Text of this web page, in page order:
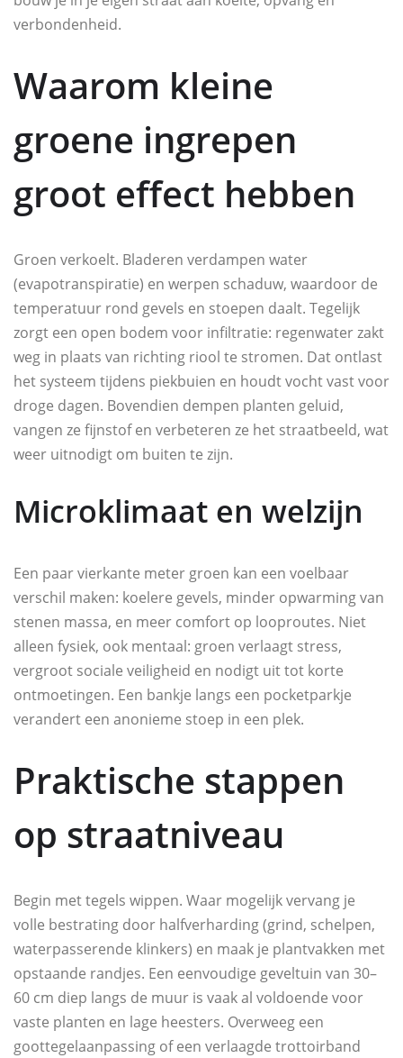
verbondenheid.
Waarom kleine
groene ingrepen
groot effect hebben
Groen verkoelt. Bladeren verdampen water
(evapotranspiratie) en werpen schaduw, waardoor de
temperatuur rond gevels en stoepen daalt. Tegelijk
zorgt een open bodem voor infiltratie: regenwater zakt
weg in plaats van richting riool te stromen. Dat ontlast
het systeem tijdens piekbuien en houdt vocht vast voor
droge dagen. Bovendien dempen planten geluid,
vangen ze fijnstof en verbeteren ze het straatbeeld, wat
weer uitnodigt om buiten te zijn.
Microklimaat en welzijn
Een paar vierkante meter groen kan een voelbaar
verschil maken: koelere gevels, minder opwarming van
stenen massa, en meer comfort op looproutes. Niet
alleen fysiek, ook mentaal: groen verlaagt stress,
vergroot sociale veiligheid en nodigt uit tot korte
ontmoetingen. Een bankje langs een pocketparkje
verandert een anonieme stoep in een plek.
Praktische stappen
op straatniveau
Begin met tegels wippen. Waar mogelijk vervang je
volle bestrating door halfverharding (grind, schelpen,
waterpasserende klinkers) en maak je plantvakken met
opstaande randjes. Een eenvoudige geveltuin van 30–
60 cm diep langs de muur is vaak al voldoende voor
vaste planten en lage heesters. Overweeg een
goottegelaanpassing of een verlaagde trottoirband